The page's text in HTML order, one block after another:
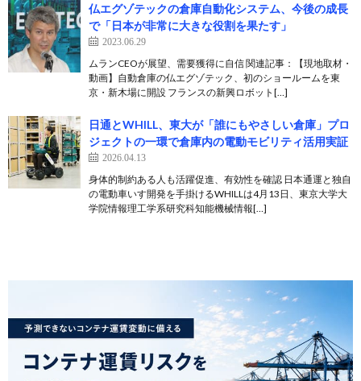
仏エグゾテックの倉庫自動化システム、今後の成長
で「日本が非常に大きな役割を果たす」
2023.06.29
ムランCEOが展望、需要獲得に自信 関連記事：【現地取材・
動画】自動倉庫の仏エグゾテック、初のショールームを東
京・新木場に開設 フランスの新興ロボット[…]
日通とWHILL、東大が「誰にもやさしい倉庫」プロ
ジェクトの一環で倉庫内の電動モビリティ活用実証
2026.04.13
身体的制約ある人も活躍促進、有効性を確認 日本通運と独自
の電動車いす開発を手掛けるWHILLは4月13日、東京大学大
学院情報理工学系研究科知能機械情報[…]